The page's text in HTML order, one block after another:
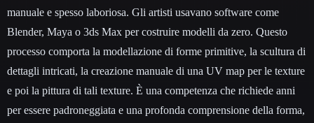
manuale e spesso laboriosa. Gli artisti usavano software come
Blender, Maya o 3ds Max per costruire modelli da zero. Questo
processo comporta la modellazione di forme primitive, la scultura di
dettagli intricati, la creazione manuale di una UV map per le texture
e poi la pittura di tali texture. È una competenza che richiede anni
per essere padroneggiata e una profonda comprensione della forma,